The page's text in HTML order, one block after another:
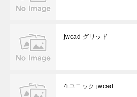
jwcad グリッド
4tユニック jwcad